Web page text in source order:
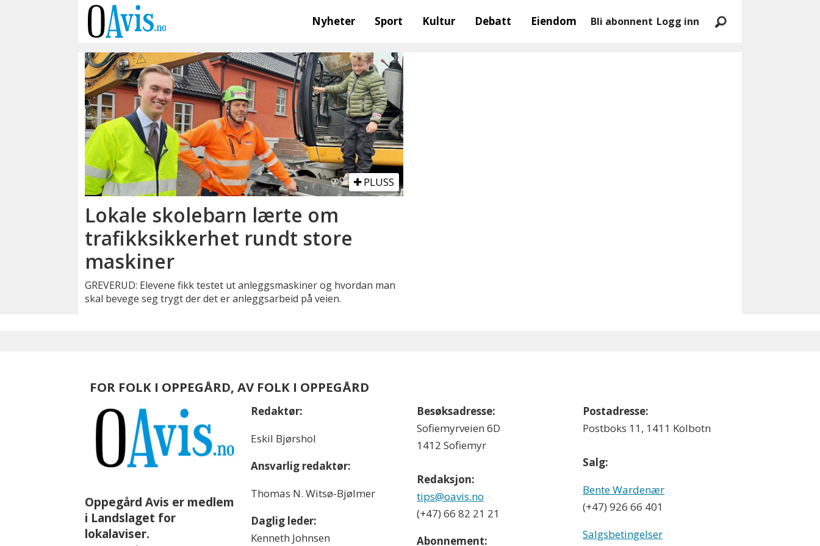
Nyheter Sport Kultur Debatt Eiendom Bli abonnent Logg inn
liebherr
PLUSS
Lokale skolebarn lærte om
trafikksikkerhet rundt store
maskiner
GREVERUD: Elevene fikk testet ut anleggsmaskiner og hvordan man
skal bevege seg trygt der det er anleggsarbeid på veien.
FOR FOLK I OPPEGÅRD, AV FOLK I OPPEGÅRD
Oppegård Avis er medlem
i Landslaget for
lokalaviser.
Redaktør:
Eskil Bjørshol
Ansvarlig redaktør:
Thomas N. Witsø-Bjølmer
Daglig leder:
Kenneth Johnsen
Besøksadresse:
Sofiemyrveien 6D
1412 Sofiemyr
Redaksjon:
tips@oavis.no
(+47) 66 82 21 21
Abonnement:
Postadresse:
Postboks 11, 1411 Kolbotn
Salg:
Bente Wardenær
(+47) 926 66 401
Salgsbetingelser